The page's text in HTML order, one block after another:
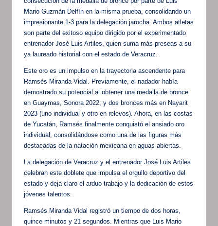
Mario Guzmán Delfín en la misma prueba, consolidando un
impresionante 1-3 para la delegación jarocha. Ambos atletas
son parte del exitoso equipo dirigido por el experimentado
entrenador José Luis Artiles, quien suma más preseas a su
ya laureado historial con el estado de Veracruz.
Este oro es un impulso en la trayectoria ascendente para
Ramsés Miranda Vidal. Previamente, el nadador había
demostrado su potencial al obtener una medalla de bronce
en Guaymas, Sonora 2022, y dos bronces más en Nayarit
2023 (uno individual y otro en relevos). Ahora, en las costas
de Yucatán, Ramsés finalmente conquistó el ansiado oro
individual, consolidándose como una de las figuras más
destacadas de la natación mexicana en aguas abiertas.
La delegación de Veracruz y el entrenador José Luis Artiles
celebran este doblete que impulsa el orgullo deportivo del
estado y deja claro el arduo trabajo y la dedicación de estos
jóvenes talentos.
Ramsés Miranda Vidal registró un tiempo de dos horas,
quince minutos y 21 segundos. Mientras que Luis Mario